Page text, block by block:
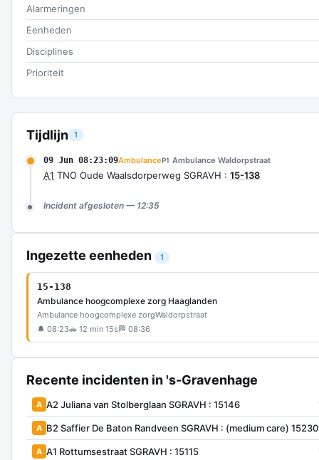
Tijdlijn 1
09 Jun 08:23:09AmbulanceP1 Ambulance Waldorpstraat
A1 TNO Oude Waalsdorperweg SGRAVH : 15-138
Incident afgesloten — 12:35
Ingezette eenheden 1
15-138
Ambulance hoogcomplexe zorg Haaglanden
Ambulance hoogcomplexe zorgWaldorpstraat
🔔 08:23🚗 12 min 15s 🏁 08:36
Recente incidenten in 's-Gravenhage
A A2 Juliana van Stolberglaan SGRAVH : 15146
A B2 Saffier De Baton Randveen SGRAVH : (medium care) 15230
A A1 Rottumsestraat SGRAVH : 15115
Alarmeringen
Eenheden
Disciplines
Prioriteit